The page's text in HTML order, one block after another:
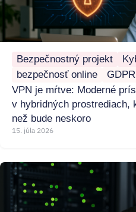
Bezpečnostný projekt
bezpečnosť online
GDPR
VPN je mŕtve: Moderné
v hybridných prostrediach,
než bude neskoro
15. júla 2026